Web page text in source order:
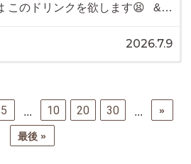
このドリンクを欲します😫 &…
2026.7.9
5 ... 10 20 30 ... »
最後 »